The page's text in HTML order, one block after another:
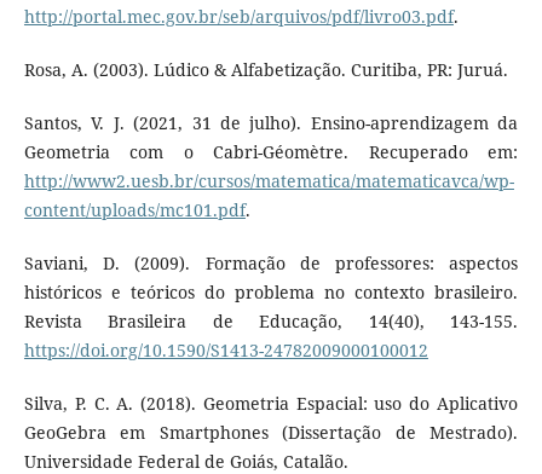
http://portal.mec.gov.br/seb/arquivos/pdf/livro03.pdf.
Rosa, A. (2003). Lúdico & Alfabetização. Curitiba, PR: Juruá.
Santos, V. J. (2021, 31 de julho). Ensino-aprendizagem da
Geometria com o Cabri-Géomètre. Recuperado em:
http://www2.uesb.br/cursos/matematica/matematicavca/wp-
content/uploads/mc101.pdf.
Saviani, D. (2009). Formação de professores: aspectos
históricos e teóricos do problema no contexto brasileiro.
Revista Brasileira de Educação, 14(40), 143-155.
https://doi.org/10.1590/S1413-24782009000100012
Silva, P. C. A. (2018). Geometria Espacial: uso do Aplicativo
GeoGebra em Smartphones (Dissertação de Mestrado).
Universidade Federal de Goiás, Catalão.